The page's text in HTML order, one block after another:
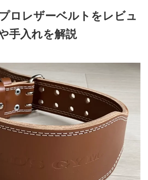
ロレザーベルトをレビュ
手入れを解説